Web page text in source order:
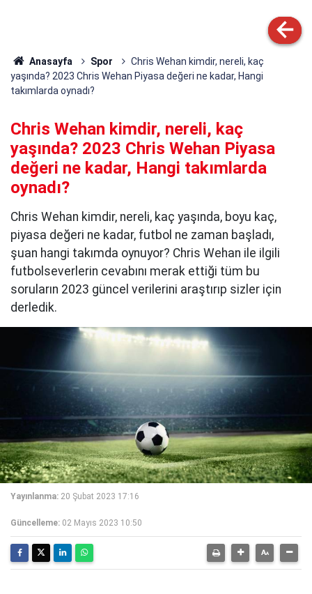
Anasayfa Spor
Chris Wehan kimdir, nereli, kaç
yaşında? 2023 Chris Wehan Piyasa değeri ne kadar, Hangi
takımlarda oynadı?
Chris Wehan kimdir, nereli, kaç
yaşında? 2023 Chris Wehan Piyasa
değeri ne kadar, Hangi takımlarda
oynadı?
Chris Wehan kimdir, nereli, kaç yaşında, boyu kaç,
piyasa değeri ne kadar, futbol ne zaman başladı,
şuan hangi takımda oynuyor? Chris Wehan ile ilgili
futbolseverlerin cevabını merak ettiği tüm bu
soruların 2023 güncel verilerini araştırıp sizler için
derledik.
Yayınlanma: 20 Şubat 2023 17:16
Güncelleme: 02 Mayıs 2023 10:50